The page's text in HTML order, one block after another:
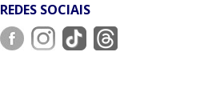
REDES SOCIAIS